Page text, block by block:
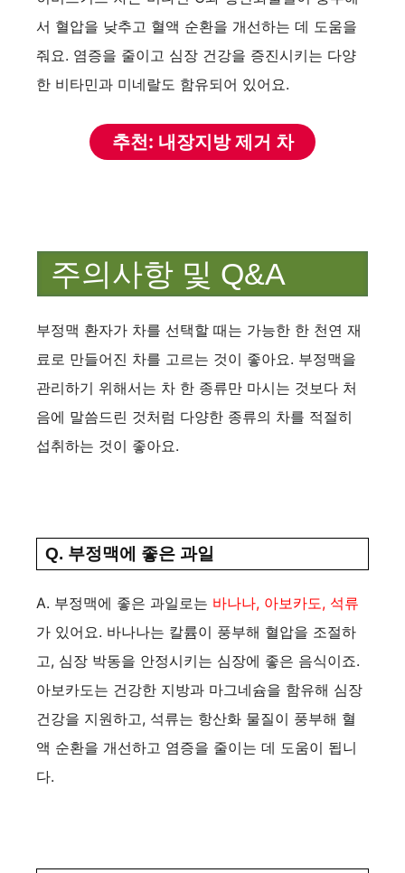
서 혈압을 낮추고 혈액 순환을 개선하는 데 도움을
줘요. 염증을 줄이고 심장 건강을 증진시키는 다양
한 비타민과 미네랄도 함유되어 있어요​.
추천: 내장지방 제거 차
주의사항 및 Q&A
부정맥 환자가 차를 선택할 때는 가능한 한 천연 재
료로 만들어진 차를 고르는 것이 좋아요. 부정맥을
관리하기 위해서는 차 한 종류만 마시는 것보다 처
음에 말씀드린 것처럼 다양한 종류의 차를 적절히
섭취하는 것이 좋아요.
Q. 부정맥에 좋은 과일
A. 부정맥에 좋은 과일로는 바나나, 아보카도, 석류
가 있어요. 바나나는 칼륨이 풍부해 혈압을 조절하
고, 심장 박동을 안정시키는 심장에 좋은 음식이죠.
아보카도는 건강한 지방과 마그네슘을 함유해 심장
건강을 지원하고, 석류는 항산화 물질이 풍부해 혈
액 순환을 개선하고 염증을 줄이는 데 도움이 됩니
다​.